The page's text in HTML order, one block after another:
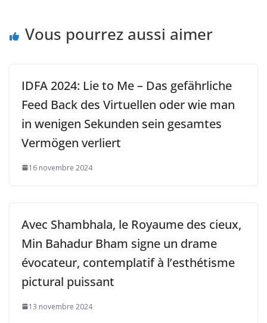
Vous pourrez aussi aimer
IDFA 2024: Lie to Me – Das gefährliche
Feed Back des Virtuellen oder wie man
in wenigen Sekunden sein gesamtes
Vermögen verliert
16 novembre 2024
Avec Shambhala, le Royaume des cieux,
Min Bahadur Bham signe un drame
évocateur, contemplatif à l’esthétisme
pictural puissant
13 novembre 2024